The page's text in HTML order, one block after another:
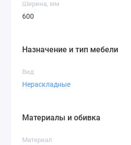
Ширина, мм
600
Назначение и тип мебели
Вид
Нераскладные
Материалы и обивка
Материал